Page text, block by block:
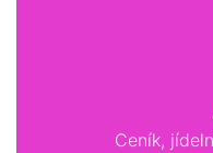
Ceník,